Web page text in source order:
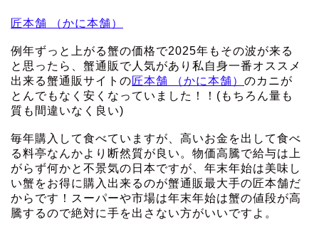
匠本舗 （かに本舗）
例年ずっと上がる蟹の価格で2025年もその波が来る
と思ったら、蟹通販で人気があり私自身一番オススメ
出来る蟹通販サイトの匠本舗 （かに本舗） のカニが
とんでもなく安くなっていました！！(もちろん量も
質も間違いなく良い)
毎年購入して食べていますが、高いお金を出して食べ
る料亭なんかより断然質が良い。物価高騰で給与は上
がらず何かと不景気の日本ですが、年末年始は美味し
い蟹をお得に購入出来るのが蟹通販最大手の匠本舗だ
からです！スーパーや市場は年末年始は蟹の値段が高
騰するので絶対に手を出さない方がいいですよ。